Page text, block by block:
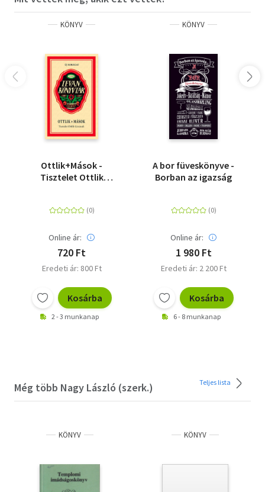
KÖNYV
Ottlik+Mások -
Tisztelet Ottlik
Online ár:
720 Ft
Eredeti ár: 800 Ft
Kosárba
2 - 3 munkanap
KÖNYV
A bor füveskönyve -
Borban az igazság
Online ár:
1 980 Ft
Eredeti ár: 2 200 Ft
Kosárba
6 - 8 munkanap
Még több Nagy László (szerk.) Teljes lista
KÖNYV KÖNYV